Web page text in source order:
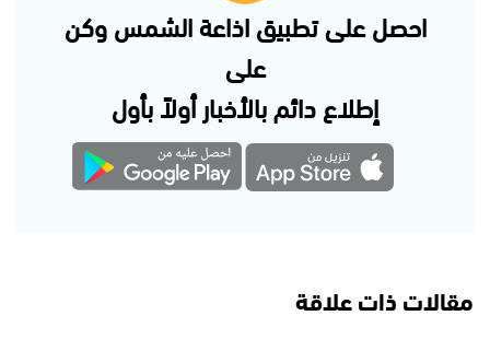
احصل على تطبيق اذاعة الشمس وكن
على
إطلاع دائم بالأخبار أولاً بأول
مقالات ذات علاقة